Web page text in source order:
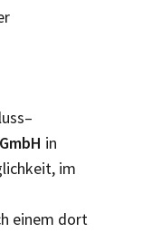
in
im
einem dort